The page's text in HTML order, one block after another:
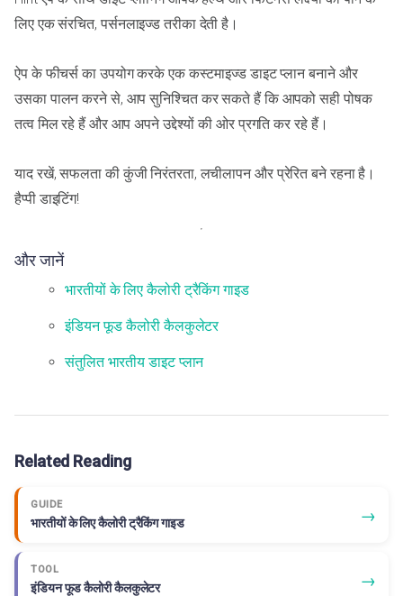
लिए एक संरचित, पर्सनलाइज्ड तरीका देती है।
ऐप के फीचर्स का उपयोग करके एक कस्टमाइज्ड डाइट प्लान बनाने और
उसका पालन करने से, आप सुनिश्चित कर सकते हैं कि आपको सही पोषक
तत्व मिल रहे हैं और आप अपने उद्देश्यों की ओर प्रगति कर रहे हैं।
याद रखें, सफलता की कुंजी निरंतरता, लचीलापन और प्रेरित बने रहना है।
हैप्पी डाइटिंग!
और जानें
भारतीयों के लिए कैलोरी ट्रैकिंग गाइड
इंडियन फूड कैलोरी कैलकुलेटर
संतुलित भारतीय डाइट प्लान
Related Reading
GUIDE
भारतीयों के लिए कैलोरी ट्रैकिंग गाइड →
TOOL
इंडियन फूड कैलोरी कैलकुलेटर →